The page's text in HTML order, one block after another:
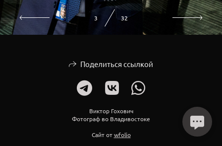
3 32
Поделиться ссылкой
Виктор Гохович
Фотограф во Владивостоке
Сайт отwfolio